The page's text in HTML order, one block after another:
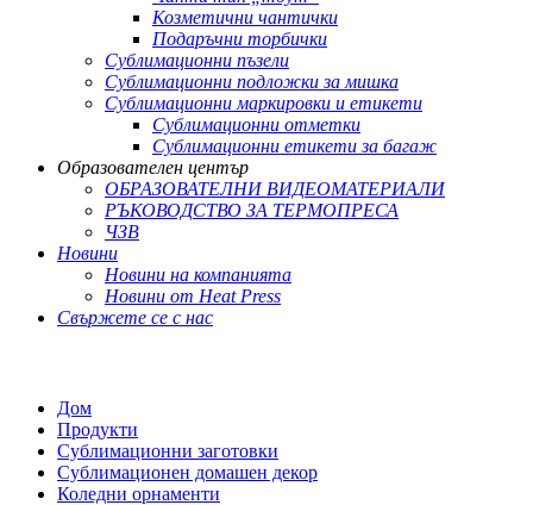
Козметични чантички
Подаръчни торбички
Сублимационни пъзели
Сублимационни подложки за мишка
Сублимационни маркировки и етикети
Сублимационни отметки
Сублимационни етикети за багаж
Образователен център
ОБРАЗОВАТЕЛНИ ВИДЕОМАТЕРИАЛИ
РЪКОВОДСТВО ЗА ТЕРМОПРЕСА
ЧЗВ
Новини
Новини на компанията
Новини от Heat Press
Свържете се с нас
Дом
Продукти
Сублимационни заготовки
Сублимационен домашен декор
Коледни орнаменти